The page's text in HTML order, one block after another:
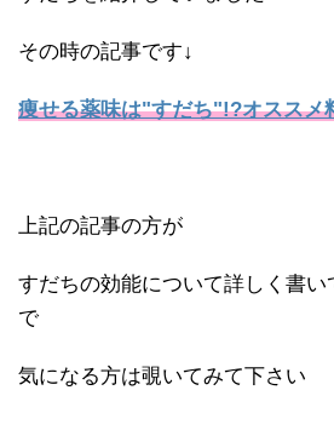
その時の記事です↓
痩せる薬味は"すだち"!?オススメ
上記の記事の方が
すだちの効能について詳しく書
で
気になる方は覗いてみて下さい